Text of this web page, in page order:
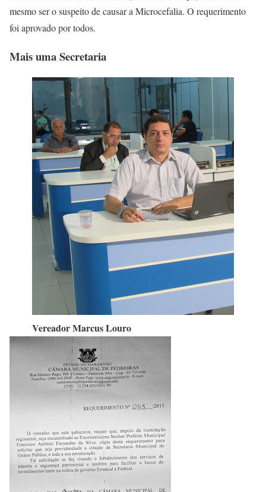
mesmo ser o suspeito de causar a Microcefalia. O requerimento
foi aprovado por todos.
Mais uma Secretaria
Vereador Marcus Louro